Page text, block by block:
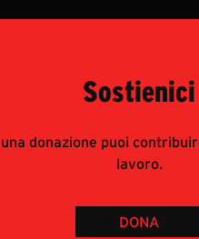
Sostienici
donazione puoi
lavoro.
DONA